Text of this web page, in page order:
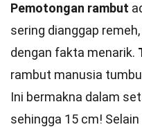
Pemotongan rambut
sering dianggap
dengan fakta menarik.
rambut manusia
Ini bermakna dalam
sehingga 15 cm! Selain